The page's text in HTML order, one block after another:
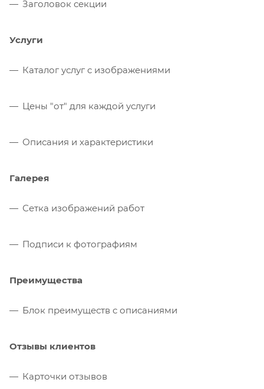
Заголовок секции
Услуги
Каталог услуг с изображениями
Цены "от" для каждой услуги
Описания и характеристики
Галерея
Сетка изображений работ
Подписи к фотографиям
Преимущества
Блок преимуществ с описаниями
Отзывы клиентов
Карточки отзывов